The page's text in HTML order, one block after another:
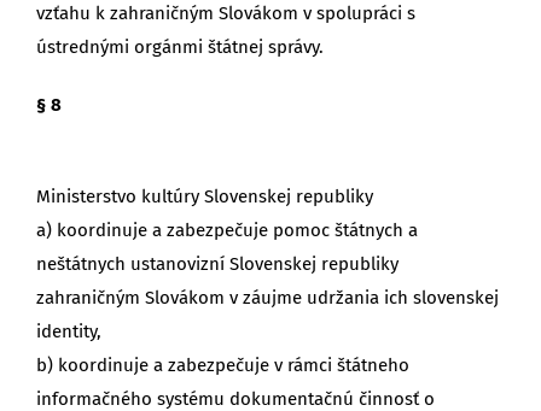
vzťahu k zahraničným Slovákom v spolupráci s
ústrednými orgánmi štátnej správy.
§ 8
Ministerstvo kultúry Slovenskej republiky
a) koordinuje a zabezpečuje pomoc štátnych a
neštátnych ustanovizní Slovenskej republiky
zahraničným Slovákom v záujme udržania ich slovenskej
identity,
b) koordinuje a zabezpečuje v rámci štátneho
informačného systému dokumentačnú činnosť o